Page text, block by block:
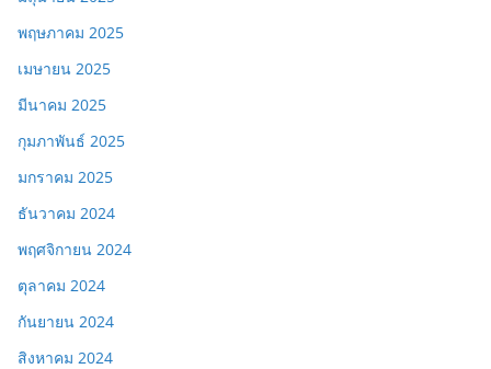
พฤษภาคม 2025
เมษายน 2025
มีนาคม 2025
กุมภาพันธ์ 2025
มกราคม 2025
ธันวาคม 2024
พฤศจิกายน 2024
ตุลาคม 2024
กันยายน 2024
สิงหาคม 2024